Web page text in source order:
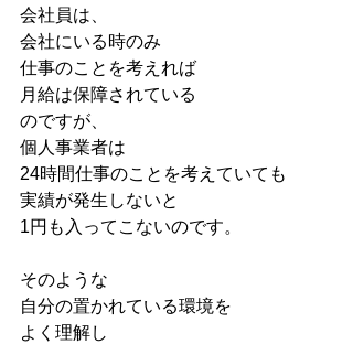
会社員は、
会社にいる時のみ
仕事のことを考えれば
月給は保障されている
のですが、
個人事業者は
24時間仕事のことを考えていても
実績が発生しないと
1円も入ってこないのです。
そのような
自分の置かれている環境を
よく理解し